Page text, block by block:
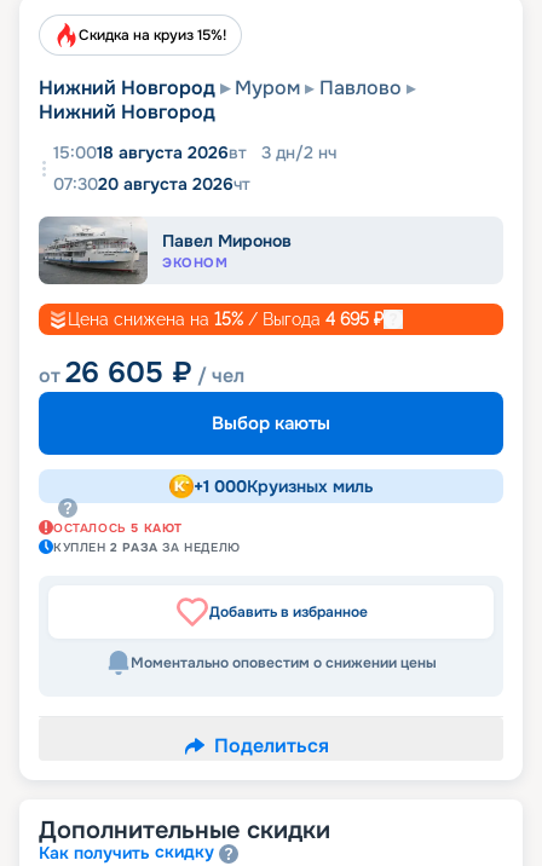
Скидка на круиз 15%!
Нижний Новгород Муром
Павлово
Нижний Новгород
15:0018 августа 2026вт 3 дн/2 нч
07:3020 августа 2026чт
Павел Миронов
ЭКОНОМ
Цена снижена на 15% / Выгода 4 695 ₽
от26 605 ₽ / чел
Выбор каюты
+1 000Круизных миль
ОСТАЛОСЬ 5 КАЮТ
КУПЛЕН2 РАЗА ЗА НЕДЕЛЮ
Добавить в избранное
Моментально оповестим о снижении цены
Поделиться
Дополнительные скидки
Как получить скидку